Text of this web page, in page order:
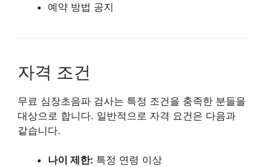
예약 방법 공지
자격 조건
무료 심장초음파 검사는 특정 조건을 충족한 분들을
대상으로 합니다. 일반적으로 자격 요건은 다음과
같습니다.
나이 제한: 특정 연령 이상